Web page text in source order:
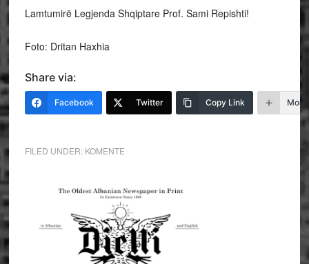
Lamtumirë Legjenda Shqiptare Prof. Sami Repishti!
Foto: Dritan Haxhia
Share via:
Facebook Twitter Copy Link More
FILED UNDER: KOMENTE